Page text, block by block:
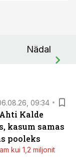
Nädal
09:34
Kalde
kasum samas
pooleks
kui 1,2 miljonit